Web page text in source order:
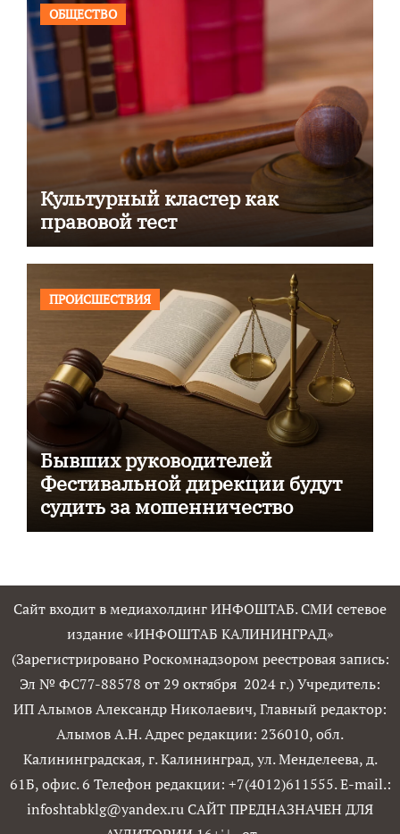
ОБЩЕСТВО
Культурный кластер как
правовой тест
ПРОИСШЕСТВИЯ
Бывших руководителей
Фестивальной дирекции будут
судить за мошенничество
Сайт входит в медиахолдинг ИНФОШТАБ. СМИ сетевое
издание «ИНФОШТАБ КАЛИНИНГРАД»
(Зарегистрировано Роскомнадзором реестровая запись:
Эл № ФС77-88578 от 29 октября 2024 г.) Учредитель:
ИП Алымов Александр Николаевич, Главный редактор:
Алымов А.Н. Адрес редакции: 236010, обл.
Калининградская, г. Калининград, ул. Менделеева, д.
61Б, офис. 6 Телефон редакции: +7(4012)611555. E-mail.:
infoshtabklg@yandex.ru САЙТ ПРЕДНАЗНАЧЕН ДЛЯ